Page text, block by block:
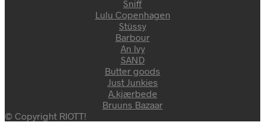
Sniff
Lulu Copenhagen
Stüssy
Barbour
An Ivy
SAND
Butter goods
Just Junkies
A.kjærbede
Bruuns Bazaar
© Copyright RIOTT!